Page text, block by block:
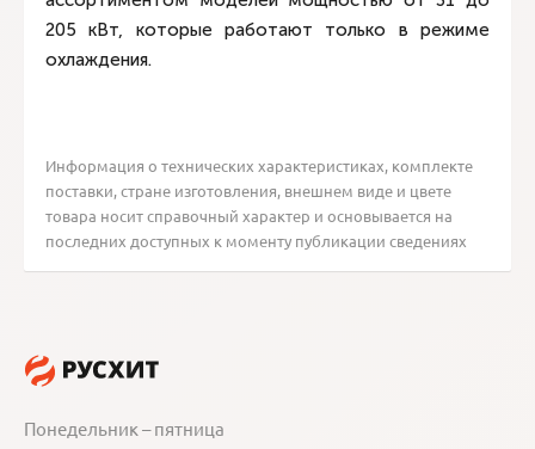
205 кВт, которые работают только в режиме
охлаждения.
Информация о технических характеристиках, комплекте
поставки, стране изготовления, внешнем виде и цвете
товара носит справочный характер и основывается на
последних доступных к моменту публикации сведениях
Понедельник – пятница